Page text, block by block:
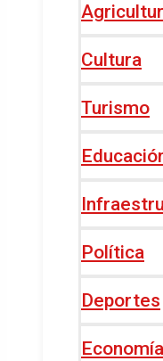
Cultura
Turismo
Política
Deportes
Economía